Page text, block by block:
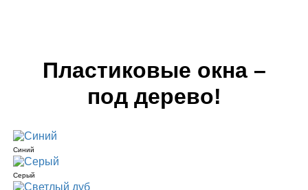
Пластиковые окна –
под дерево!
Синий
Серый